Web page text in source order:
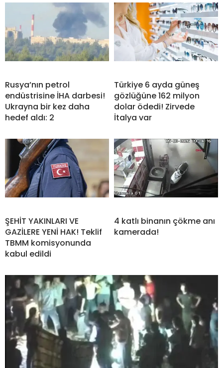
Rusya’nın petrol
endüstrisine İHA darbesi!
Ukrayna bir kez daha
hedef aldı: 2
Türkiye 6 ayda güneş
gözlüğüne 162 milyon
dolar ödedi! Zirvede
İtalya var
ŞEHİT YAKINLARI VE
GAZİLERE YENİ HAK! Teklif
TBMM komisyonunda
kabul edildi
4 katlı binanın çökme anı
kamerada!